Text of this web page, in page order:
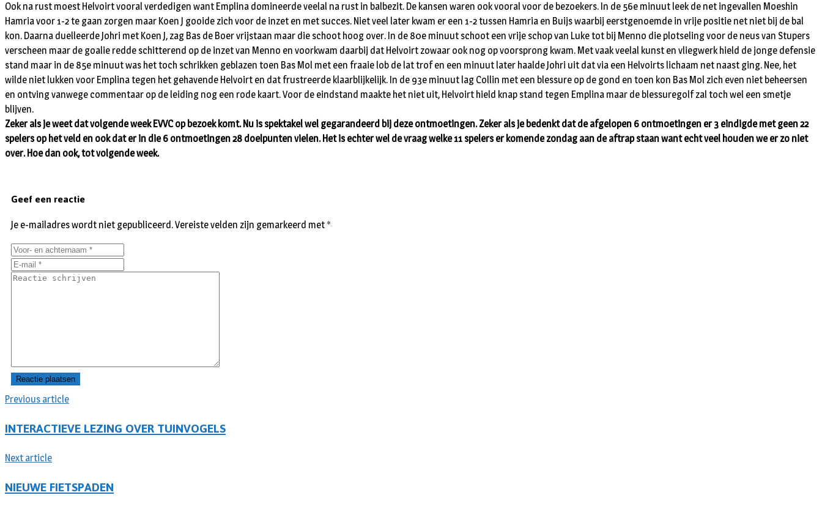
Ook na rust moest Helvoirt vooral verdedigen want Emplina domineerde veelal na rust in balbezit. De kansen waren ook vooral voor de bezoekers. In de 56e minuut leek de net ingevallen Moeshin
Hamria voor 1-2 te gaan zorgen maar Koen J gooide zich voor de inzet en met succes. Niet veel later kwam er een 1-2 tussen Hamria en Buijs waarbij eerstgenoemde in vrije positie net niet bij de bal
kon. Daarna duelleerde Johri met Koen J, zag Bas de Boer vrijstaan maar die schoot hoog over. In de 80e minuut schoot een vrije schop van Luke tot bij Menno die plotseling voor de neus van Stupers
verscheen maar de goalie redde schitterend op de inzet van Menno en voorkwam daarbij dat Helvoirt zowaar ook nog op voorsprong kwam. Met vaak veelal kunst en vliegwerk hield de jonge defensie
stand maar in de 85e minuut was het toch schrikken geblazen toen Bas Mol met een fraaie lob de lat trof en een minuut later haalde Johri uit dat via een Helvoirts lichaam net naast ging. Nee, het
wilde niet lukken voor Emplina tegen het gehavende Helvoirt en dat frustreerde klaarblijkelijk. In de 93e minuut lag Collin met een blessure op de gond en toen kon Bas Mol zich even niet beheersen
en ontving vanwege commentaar op de leiding nog een rode kaart. Voor de eindstand maakte het niet uit, Helvoirt hield knap stand tegen Emplina maar de blessuregolf zal toch wel een smetje
blijven.
Zeker als je weet dat volgende week EVVC op bezoek komt. Nu is spektakel wel gegarandeerd bij deze ontmoetingen. Zeker als je bedenkt dat de afgelopen 6 ontmoetingen er 3 eindigde met geen 22
spelers op het veld en ook dat er in die 6 ontmoetingen 28 doelpunten vielen. Het is echter wel de vraag welke 11 spelers er komende zondag aan de aftrap staan want echt veel houden we er zo niet
over. Hoe dan ook, tot volgende week.
Previous article
INTERACTIEVE LEZING OVER TUINVOGELS
Next article
NIEUWE FIETSPADEN
Geef een reactie
Je e-mailadres wordt niet gepubliceerd.Vereiste velden zijn gemarkeerd met *